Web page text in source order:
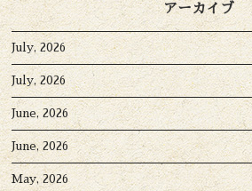
アーカイブ
July, 2026
July, 2026
June, 2026
June, 2026
May, 2026